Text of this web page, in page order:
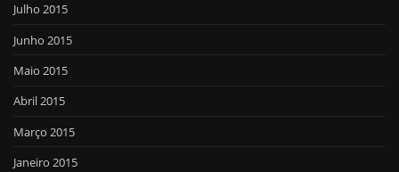
Julho 2015
Junho 2015
Maio 2015
Abril 2015
Março 2015
Janeiro 2015